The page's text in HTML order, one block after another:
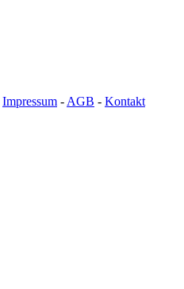
Impressum - AGB - Kontakt